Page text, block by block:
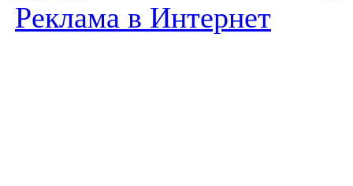
Реклама в Интернет